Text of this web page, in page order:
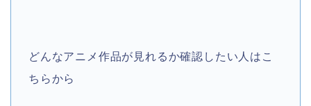
どんなアニメ作品が見れるか確認したい人はこ
ちらから